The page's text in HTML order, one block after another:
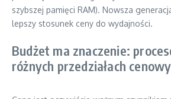
szybszej pamięci RAM). Nowsza
lepszy stosunek ceny do wydajności.
Budżet ma znaczenie:
różnych przedziałach